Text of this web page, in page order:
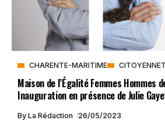
CHARENTE-MARITIME
Maison de l’Égalité Femmes Hommes
Inauguration en présence de Julie
By La Rédaction 26/05/2023